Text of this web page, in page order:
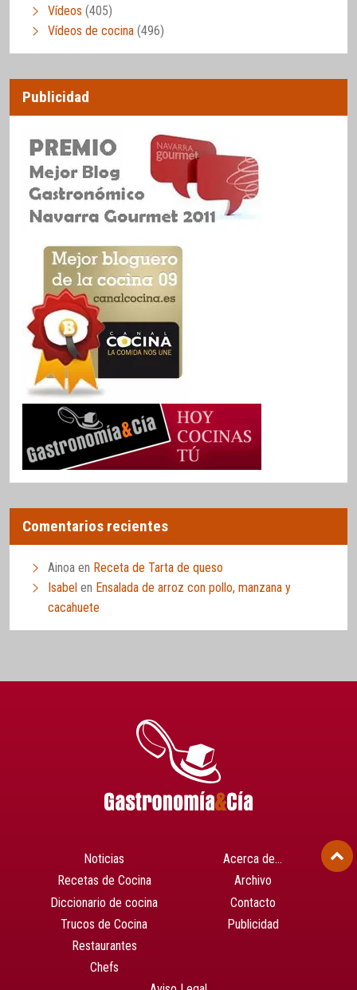
Vídeos (405)
Vídeos de cocina (496)
Publicidad
Comentarios recientes
Ainoa en Receta de Tarta de queso
Isabel en Ensalada de arroz con pollo, manzana y
cacahuete
Noticias
Recetas de Cocina
Diccionario de cocina
Trucos de Cocina
Restaurantes
Chefs
Acerca de…
Archivo
Contacto
Publicidad